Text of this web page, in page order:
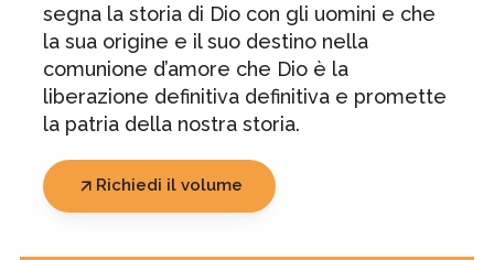
segna la storia di Dio con gli uomini e che
la sua origine e il suo destino nella
comunione d’amore che Dio è la
liberazione definitiva definitiva e promette
la patria della nostra storia.
Richiedi il volume